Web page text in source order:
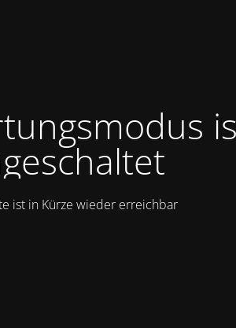
ist in Kürze wieder erreichbar